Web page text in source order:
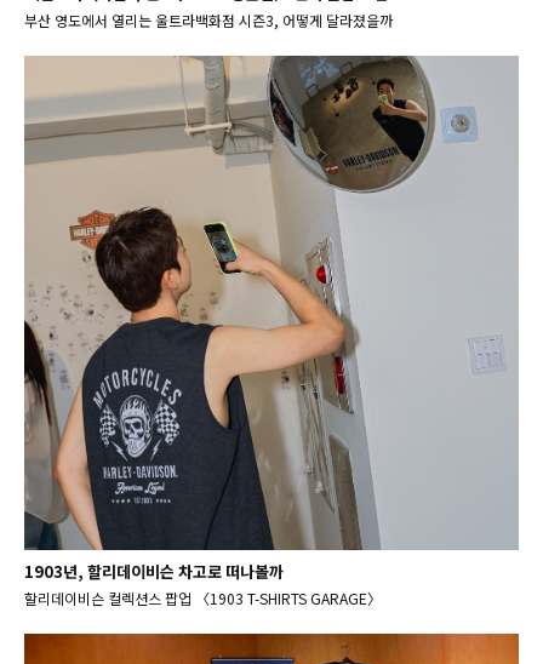
부산 영도에서 열리는 울트라백화점 시즌3, 어떻게 달라졌을까
1903년, 할리데이비슨 차고로 떠나볼까
할리데이비슨 컬렉션스 팝업 〈1903 T-SHIRTS GARAGE〉